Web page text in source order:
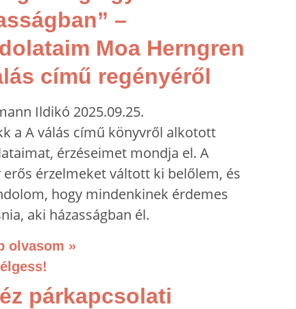
–
Moa Herngren
című regényéről
Ildikó 2025.09.25.
a A válás című könyvről alkotott
érzéseimet mondja el. A
erős érzelmeket váltott ki belőlem, és
hogy mindenkinek érdemes
aki házasságban él.
olvasom »
párkapcsolati